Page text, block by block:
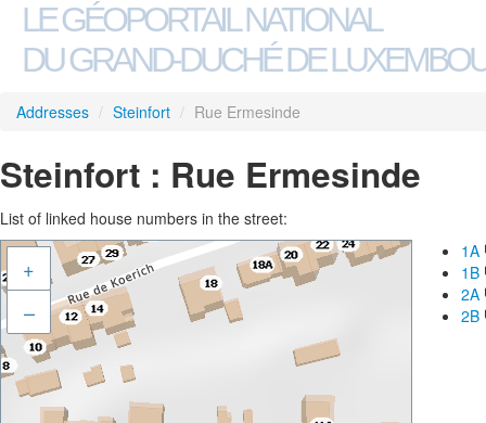
LE GÉOPORTAIL NATIONAL
DU GRAND-DUCHÉ DE
Addresses / Steinfort / Rue Ermesinde
Steinfort : Rue Ermesinde
List of linked house numbers in the street:
+
–
1A
1B
2A
2B